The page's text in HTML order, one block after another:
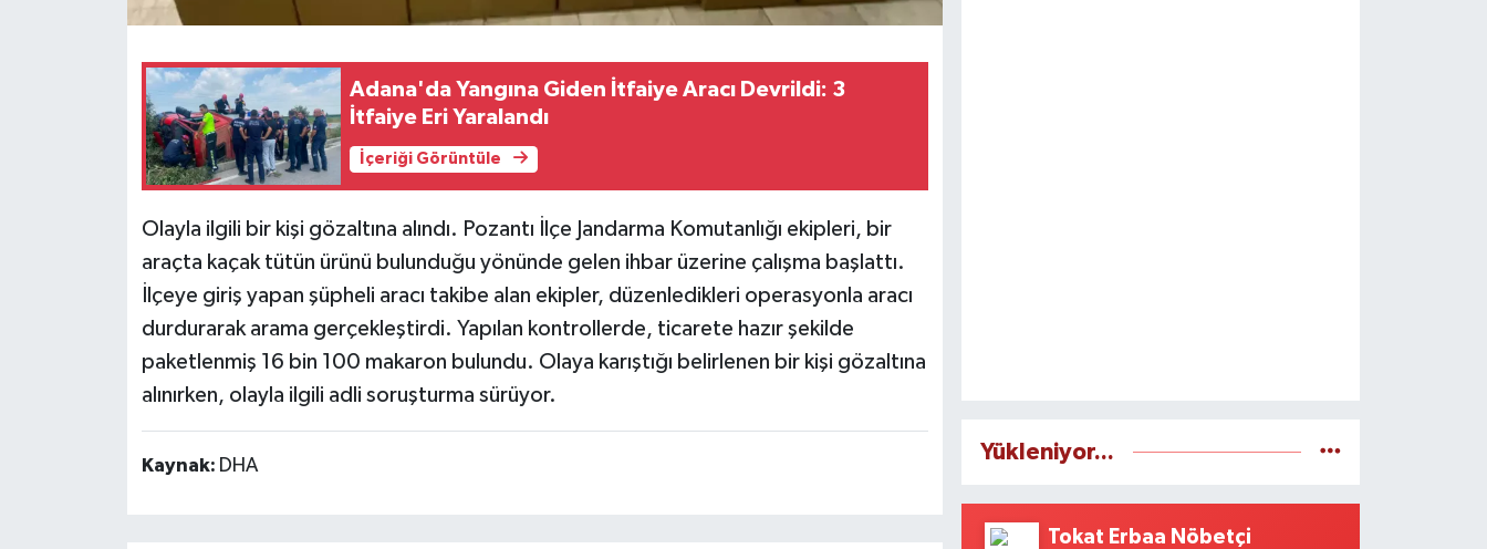
Adana'da Yangına Giden İtfaiye Aracı Devrildi: 3
İtfaiye Eri Yaralandı
İçeriği Görüntüle
Olayla ilgili bir kişi gözaltına alındı. Pozantı İlçe Jandarma Komutanlığı ekipleri, bir
araçta kaçak tütün ürünü bulunduğu yönünde gelen ihbar üzerine çalışma başlattı.
İlçeye giriş yapan şüpheli aracı takibe alan ekipler, düzenledikleri operasyonla aracı
durdurarak arama gerçekleştirdi. Yapılan kontrollerde, ticarete hazır şekilde
paketlenmiş 16 bin 100 makaron bulundu. Olaya karıştığı belirlenen bir kişi gözaltına
alınırken, olayla ilgili adli soruşturma sürüyor.
Kaynak: DHA
Yükleniyor...
Tokat Erbaa Nöbetçi